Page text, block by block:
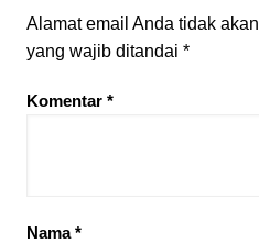
Alamat email Anda tidak
yang wajib ditandai *
Komentar *
Nama*